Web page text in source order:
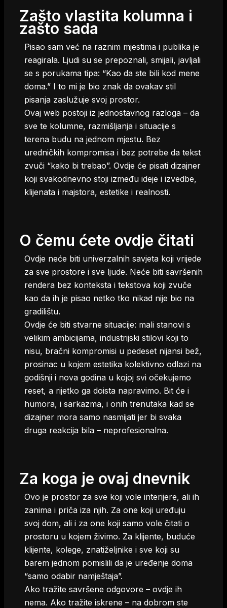
Zašto vlastita kolumna i
zašto sada
Pisao sam već na raznim mjestima i publika je
reagirala. Ljudi su se prepoznali, smijali, javljali
se s porukama tipa: “Kao da ste bili kod mene
doma.” I to mi je bio znak da ovakav stil
pisanja zaslužuje svoj prostor.
Ovaj web postoji iz jednostavnog razloga – da
sve te kolumne, razmišljanja i situacije s
terena budu na jednom mjestu. Bez
uredničkih kompromisa i bez potrebe da tekst
zvuči “kako bi trebao”. Ovdje će pisati dizajner
koji svakodnevno stoji između ideje i izvedbe,
klijenata i majstora, estetike i realnosti.
O čemu ćete ovdje čitati
Ovdje neće biti univerzalnih savjeta koji vrijede
za sve prostore i sve ljude. Neće biti savršenih
rendera bez konteksta i tekstova koji zvuče
kao da ih je pisao netko tko nikad nije bio na
gradilištu.
Ovdje će biti stvarne situacije: mali stanovi s
velikim ambicijama, industrijski stilovi koji to
nisu, bračni kompromisi u pedeset nijansi bež,
prosinac u kojem estetika kolektivno odlazi na
godišnji i nova godina u kojoj svi očekujemo
reset, a rijetko ga doista napravimo. Bit će i
humora, i sarkazma, i onih trenutaka kad se
dizajner mora samo nasmijati jer bi svaka
druga reakcija bila – neprofesionalna.
Za koga je ovaj dnevnik
Ovo je prostor za sve koji vole interijere, ali ih
zanima i priča iza njih. Za one koji uređuju
svoj dom, ali i za one koji samo vole čitati o
prostoru u kojem živimo. Za klijente, buduće
klijente, kolege, znatiželjnike i sve koji su
barem jednom pomislili da je uređenje doma
“samo odabir namještaja”.
Ako tražite savršene odgovore – ovdje ih
nema. Ako tražite iskrene – na dobrom ste